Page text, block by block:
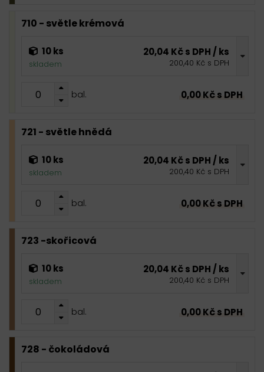
710 - světle krémová
10 ks
skladem
20,04 Kč s DPH / ks
200,40 Kč s DPH
bal. 0,00 Kč s DPH
721 - světle hnědá
10 ks
skladem
20,04 Kč s DPH / ks
200,40 Kč s DPH
bal. 0,00 Kč s DPH
723 -skořicová
10 ks
skladem
20,04 Kč s DPH / ks
200,40 Kč s DPH
bal. 0,00 Kč s DPH
728 - čokoládová